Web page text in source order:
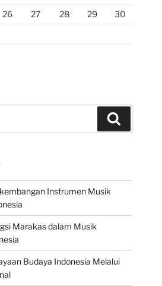
26 27 28 29
30
Instrumen Musik
Marakas dalam Musik
Budaya Indonesia Melalui